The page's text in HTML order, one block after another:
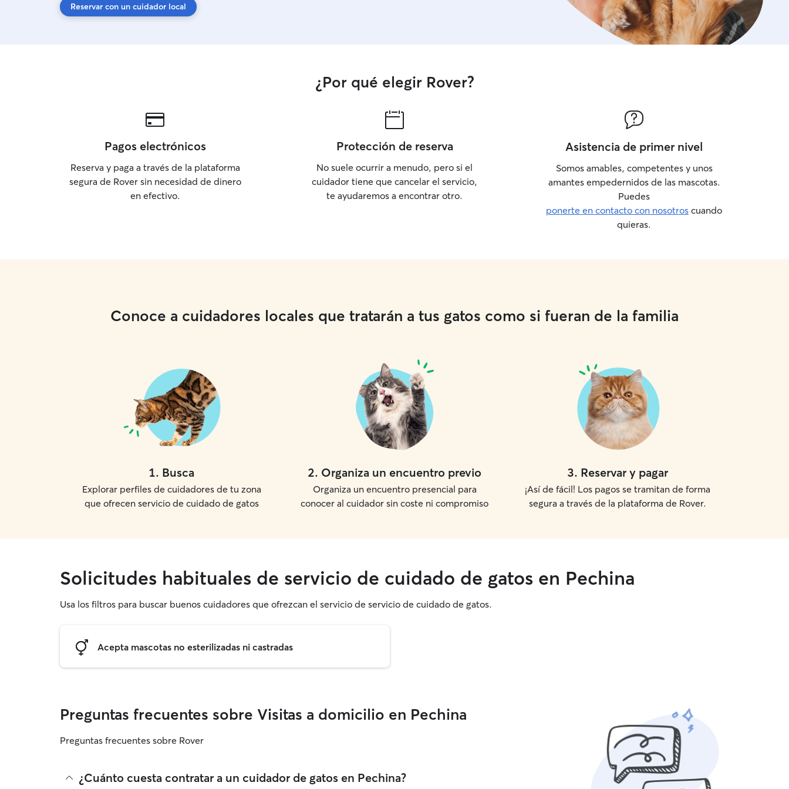
Reservar con un cuidador local
¿Por qué elegir Rover?
Pagos electrónicos
Reserva y paga a través de la plataforma
segura de Rover sin necesidad de dinero
en efectivo.
Protección de reserva
No suele ocurrir a menudo, pero si el
cuidador tiene que cancelar el servicio,
te ayudaremos a encontrar otro.
Asistencia de primer nivel
Somos amables, competentes y unos
amantes empedernidos de las mascotas.
Puedes
ponerte en contacto con nosotros cuando
quieras.
Conoce a cuidadores locales que tratarán a tus gatos como si fueran de la familia
1. Busca
Explorar perfiles de cuidadores de tu zona
que ofrecen servicio de cuidado de gatos
2. Organiza un encuentro previo
Organiza un encuentro presencial para
conocer al cuidador sin coste ni compromiso
3. Reservar y pagar
¡Así de fácil! Los pagos se tramitan de forma
segura a través de la plataforma de Rover.
Solicitudes habituales de servicio de cuidado de gatos en Pechina
Usa los filtros para buscar buenos cuidadores que ofrezcan el servicio de servicio de cuidado de gatos.
Acepta mascotas no esterilizadas ni castradas
Preguntas frecuentes sobre Visitas a domicilio en Pechina
Preguntas frecuentes sobre Rover
¿Cuánto cuesta contratar a un cuidador de gatos en Pechina?